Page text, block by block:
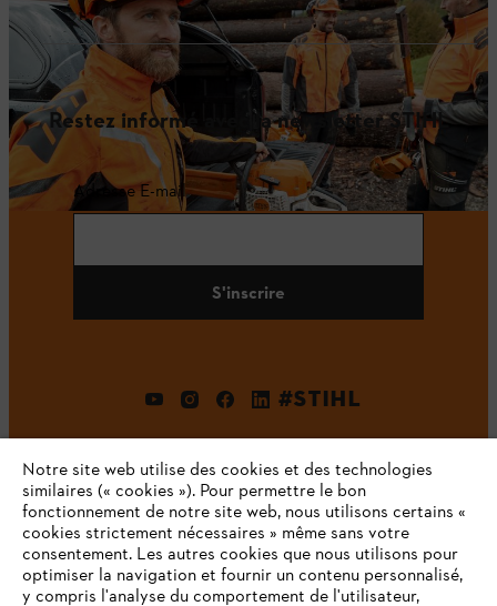
Restez informé avec la newsletter STIHL
Adresse E-mail
S'inscrire
#STIHL
L'Entreprise
Notre site web utilise des cookies et des technologies
similaires (« cookies »). Pour permettre le bon
fonctionnement de notre site web, nous utilisons certains «
cookies strictement nécessaires » même sans votre
consentement. Les autres cookies que nous utilisons pour
optimiser la navigation et fournir un contenu personnalisé,
y compris l'analyse du comportement de l'utilisateur,